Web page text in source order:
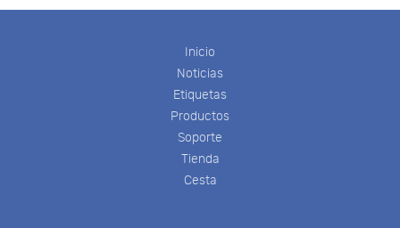
Inicio
Noticias
Etiquetas
Productos
Soporte
Tienda
Cesta